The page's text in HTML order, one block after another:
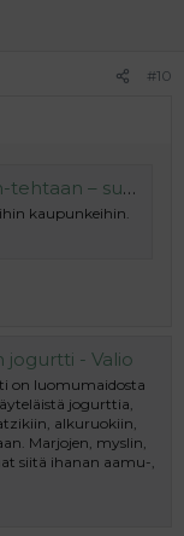
#10
juo tarpeeksi maitoa
kaupunkeihin.
- Valio
on luomumaidosta
jogurttia,
alkuruokiin,
Marjojen, myslin,
siitä ihanan aamu-,